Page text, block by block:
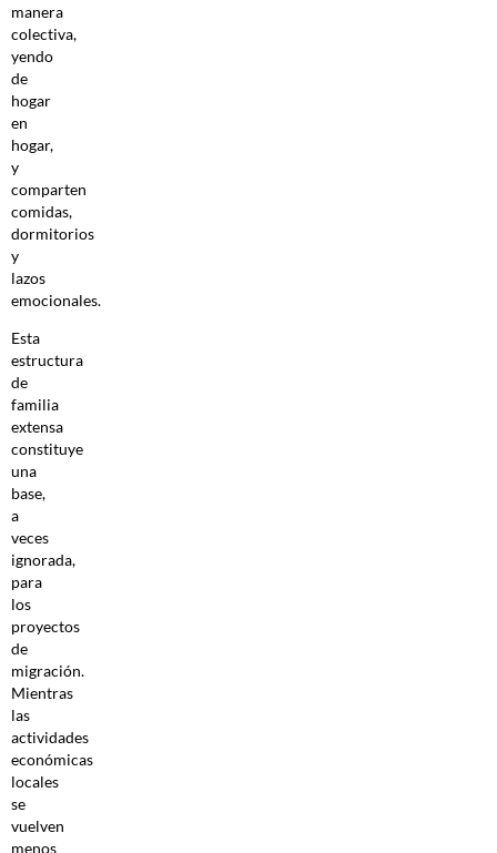
manera
colectiva,
yendo
de
hogar
en
hogar,
y
comparten
comidas,
dormitorios
y
lazos
emocionales.
Esta
estructura
de
familia
extensa
constituye
una
base,
a
veces
ignorada,
para
los
proyectos
de
migración.
Mientras
las
actividades
económicas
locales
se
vuelven
menos